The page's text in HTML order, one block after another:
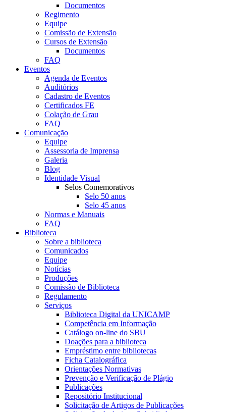
Documentos
Regimento
Equipe
Comissão de Extensão
Cursos de Extensão
Documentos
FAQ
Eventos
Agenda de Eventos
Auditórios
Cadastro de Eventos
Certificados FE
Colação de Grau
FAQ
Comunicação
Equipe
Assessoria de Imprensa
Galeria
Blog
Identidade Visual
Selos Comemorativos
Selo 50 anos
Selo 45 anos
Normas e Manuais
FAQ
Biblioteca
Sobre a biblioteca
Comunicados
Equipe
Notícias
Produções
Comissão de Biblioteca
Regulamento
Serviços
Biblioteca Digital da UNICAMP
Competência em Informação
Catálogo on-line do SBU
Doações para a biblioteca
Empréstimo entre bibliotecas
Ficha Catalográfica
Orientações Normativas
Prevenção e Verificação de Plágio
Publicações
Repositório Institucional
Solicitação de Artigos de Publicações